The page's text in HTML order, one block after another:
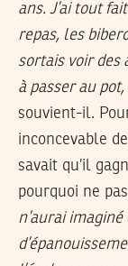
ans. J’ai tout
repas, les
sortais voir des
à passer au
souvient-il.
inconcevable
savait qu’il
pourquoi ne
n’aurai